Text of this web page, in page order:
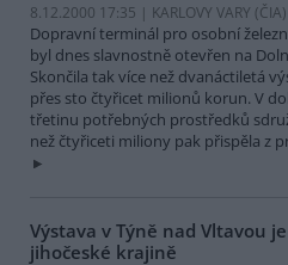
8.12.2000 17:35 | KARLOVY VARY (ČIA)
Dopravní terminál pro osobní
byl dnes slavnostně otevřen na
Skončila tak více než dvanáctiletá
přes sto čtyřicet milionů korun. V
třetinu potřebných prostředků
než čtyřiceti miliony pak přispěla z
Výstava v Týně nad Vltavou
jihočeské krajině